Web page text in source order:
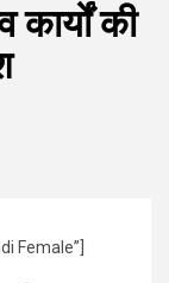
कार्यों की
Female”]